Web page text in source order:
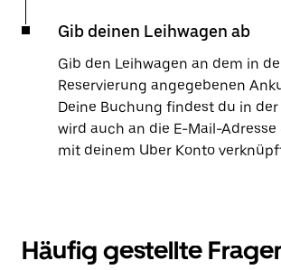
Gib deinen Leihwagen ab
Gib den Leihwagen an dem in
Reservierung angegebenen
Deine Buchung findest du in der
wird auch an die E-Mail-
mit deinem Uber Konto
Häufig gestellte